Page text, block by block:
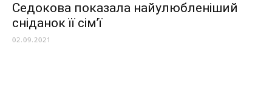
Седокова показала найулюбленіший
сніданок її сім’ї
02.09.2021